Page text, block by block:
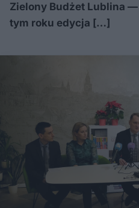
Zielony Budżet Lublina —
tym roku edycja […]